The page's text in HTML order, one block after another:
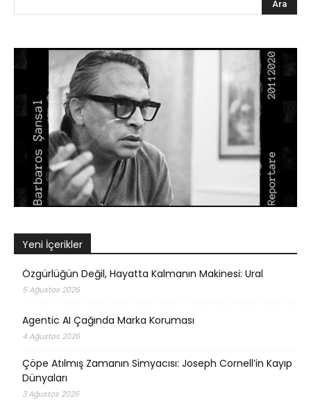
Yeni İçerikler
Özgürlüğün Değil, Hayatta Kalmanın Makinesi: Ural
5 Ağustos 2026
Agentic AI Çağında Marka Koruması
4 Ağustos 2026
Çöpe Atılmış Zamanın Simyacısı: Joseph Cornell’in Kayıp
Dünyaları
3 Ağustos 2026